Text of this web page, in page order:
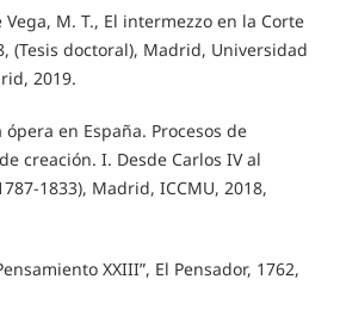
Vega, M. T., El intermezzo en la Corte
(Tesis doctoral), Madrid, Universidad
2019.
ópera en España. Procesos de
creación. I. Desde Carlos IV al
1833), Madrid, ICCMU, 2018,
XXIII”, El Pensador, 1762,